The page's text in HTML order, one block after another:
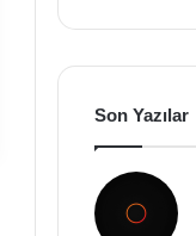
Son Yazılar